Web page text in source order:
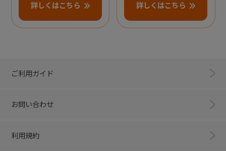
詳しくはこちら 詳しくはこちら
ご利用ガイド
お問い合わせ
利用規約